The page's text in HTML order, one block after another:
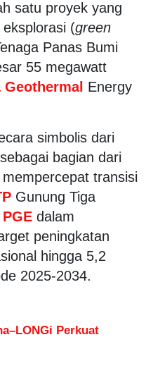
satu proyek yang
(green
Panas Bumi
55 megawatt
Energy
simbolis dari
bagian dari
transisi
Gunung Tiga
PGE dalam
peningkatan
hingga 5,2
2025-2034.
Perkuat